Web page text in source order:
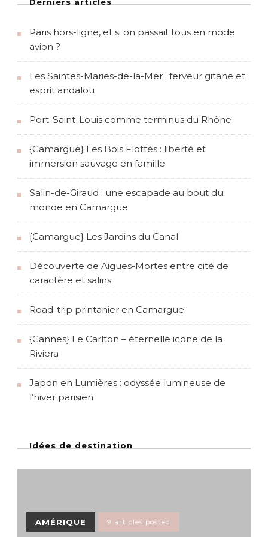
Paris hors-ligne, et si on passait tous en mode
avion ?
Les Saintes-Maries-de-la-Mer : ferveur gitane et
esprit andalou
Port-Saint-Louis comme terminus du Rhône
{Camargue} Les Bois Flottés : liberté et
immersion sauvage en famille
Salin-de-Giraud : une escapade au bout du
monde en Camargue
{Camargue} Les Jardins du Canal
Découverte de Aigues-Mortes entre cité de
caractère et salins
Road-trip printanier en Camargue
{Cannes} Le Carlton – éternelle icône de la
Riviera
Japon en Lumières : odyssée lumineuse de
l’hiver parisien
Idées de destination
AMÉRIQUE 9 articles posted